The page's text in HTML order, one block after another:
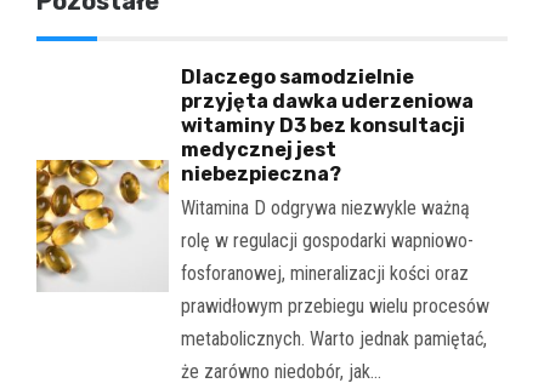
Dlaczego samodzielnie
przyjęta dawka uderzeniowa
witaminy D3 bez konsultacji
medycznej jest
niebezpieczna?
Witamina D odgrywa niezwykle ważną
rolę w regulacji gospodarki wapniowo-
fosforanowej, mineralizacji kości oraz
prawidłowym przebiegu wielu procesów
metabolicznych. Warto jednak pamiętać,
że zarówno niedobór, jak…